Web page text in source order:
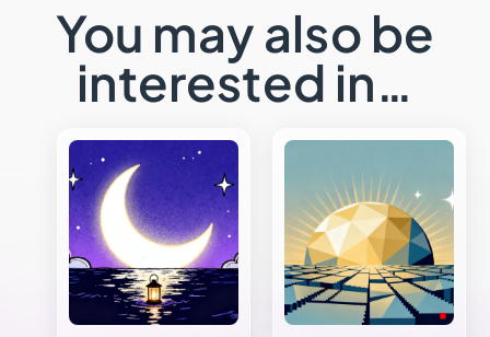
You may also be
interested in…